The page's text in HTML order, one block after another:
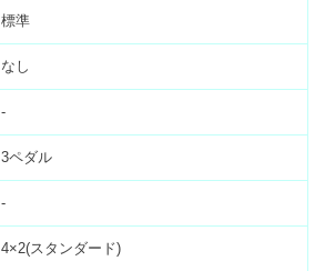
標準
なし
-
3ペダル
-
4×2(スタンダード)